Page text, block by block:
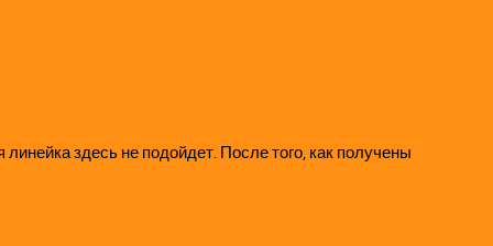
здесь не подойдет. После того, как получены